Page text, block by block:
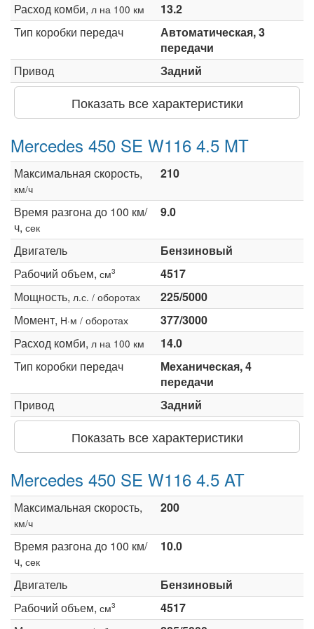
Расход комби, л на 100 км
13.2
Тип коробки передач
Автоматическая, 3
передачи
Привод
Задний
Показать все характеристики
Mercedes 450 SE W116 4.5 MT
Максимальная скорость,
км/ч
210
Время разгона до 100 км/
ч, сек
9.0
Двигатель
Бензиновый
Рабочий объем, см3
4517
Мощность, л.с. / оборотах
225/5000
Момент, Н·м / оборотах
377/3000
Расход комби, л на 100 км
14.0
Тип коробки передач
Механическая, 4
передачи
Привод
Задний
Показать все характеристики
Mercedes 450 SE W116 4.5 AT
Максимальная скорость,
км/ч
200
Время разгона до 100 км/
ч, сек
10.0
Двигатель
Бензиновый
Рабочий объем, см3
4517